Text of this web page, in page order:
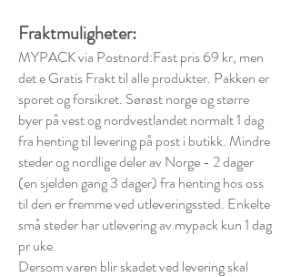
Fraktmuligheter:
MYPACK via Postnord:Fast pris 69 kr, men
det e Gratis Frakt til alle produkter. Pakken er
sporet og forsikret. Sørøst norge og større
byer på vest og nordvestlandet normalt 1 dag
fra henting til levering på post i butikk. Mindre
steder og nordlige deler av Norge - 2 dager
(en sjelden gang 3 dager) fra henting hos oss
til den er fremme ved utleveringssted. Enkelte
små steder har utlevering av mypack kun 1 dag
pr uke.
Dersom varen blir skadet ved levering skal